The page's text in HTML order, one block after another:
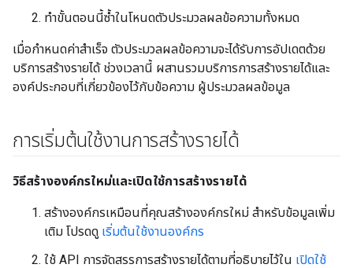
ทำขั้นตอนนี้ซ้ำในโหนดตัวประมวลผลข้อความทั้งหมด
เมื่อกำหนดค่าสำเร็จ ตัวประมวลผลข้อความจะได้รับการอัปเดตด้วย
บริการสร้างรายได้ ช่วงเวลานี้ ผสานรวมบริการการสร้างรายได้และ
องค์ประกอบที่เกี่ยวข้องไว้กับข้อความ ผู้ประมวลผลข้อมูล
การเริ่มต้นใช้งานการสร้างรายได้
วิธีสร้างองค์กรใหม่และเปิดใช้การสร้างรายได้
สร้างองค์กรเหมือนที่คุณสร้างองค์กรใหม่ สำหรับข้อมูลเพิ่ม
เติม โปรดดู เริ่มต้นใช้งานองค์กร
ใช้ API การจัดสรรการสร้างรายได้ตามที่อธิบายไว้ใน เปิดใช้